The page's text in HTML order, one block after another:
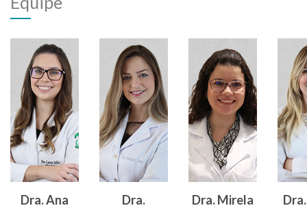
Dra. Ana
Dra.
Dra. Mirela